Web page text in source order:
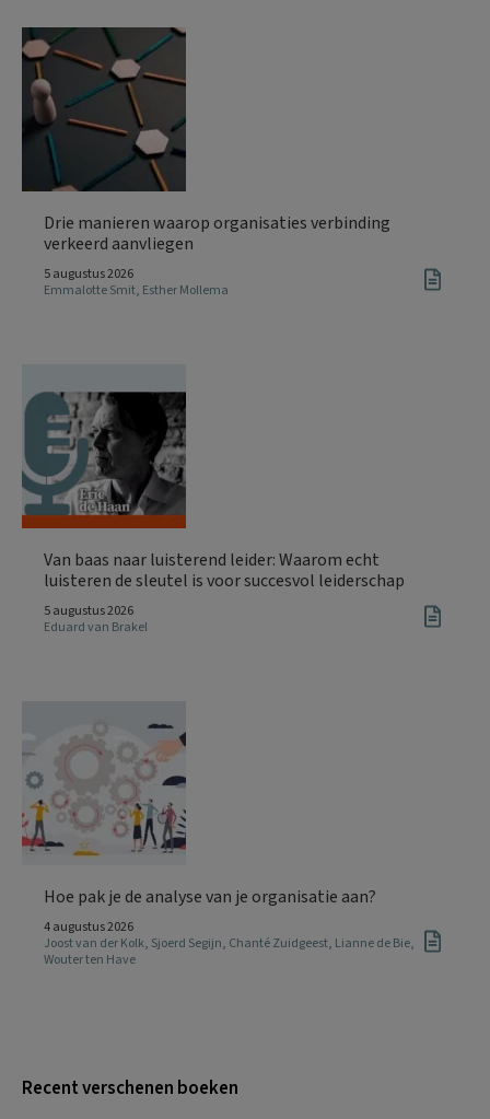
Drie manieren waarop organisaties verbinding
verkeerd aanvliegen
5 augustus 2026
Emmalotte Smit, Esther Mollema
Van baas naar luisterend leider: Waarom echt
luisteren de sleutel is voor succesvol leiderschap
5 augustus 2026
Eduard van Brakel
Hoe pak je de analyse van je organisatie aan?
4 augustus 2026
Joost van der Kolk, Sjoerd Segijn, Chanté Zuidgeest, Lianne de Bie,
Wouter ten Have
Recent verschenen boeken